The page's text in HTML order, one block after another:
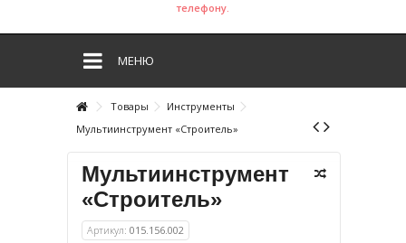
телефону.
МЕНЮ
Товары
Инструменты
Мультиинструмент «Строитель»
Мультиинструмент
«Строитель»
Артикул: 015.156.002